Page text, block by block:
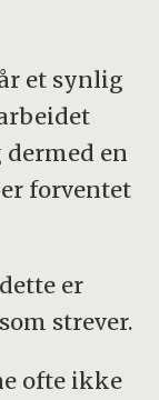
et synlig
dermed en
forventet
er
strever.
ofte ikke